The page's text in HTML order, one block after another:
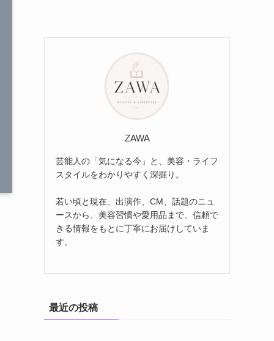
ZAWA
芸能人の「気になる今」と、美容・ライフ
スタイルをわかりやすく深掘り。
若い頃と現在、出演作、CM、話題のニュ
ースから、美容習慣や愛用品まで、信頼で
きる情報をもとに丁寧にお届けしていま
す。
最近の投稿